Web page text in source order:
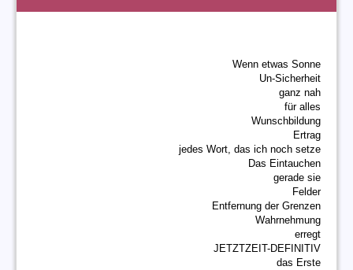
Wenn etwas Sonne
Un-Sicherheit
ganz nah
für alles
Wunschbildung
Ertrag
jedes Wort, das ich noch setze
Das Eintauchen
gerade sie
Felder
Entfernung der Grenzen
Wahrnehmung
erregt
JETZTZEIT-DEFINITIV
das Erste